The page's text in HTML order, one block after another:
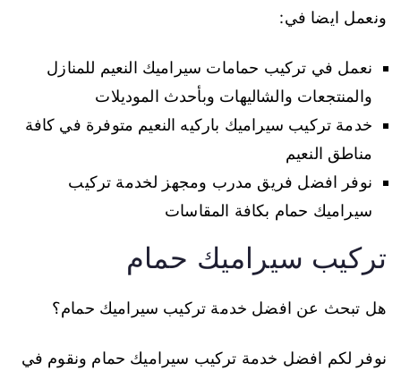
ونعمل ايضا في:
نعمل في تركيب حمامات سيراميك النعيم للمنازل
والمنتجعات والشاليهات وبأحدث الموديلات
خدمة تركيب سيراميك باركيه النعيم متوفرة في كافة
مناطق النعيم
نوفر افضل فريق مدرب ومجهز لخدمة تركيب
سيراميك حمام بكافة المقاسات
تركيب سيراميك حمام
هل تبحث عن افضل خدمة تركيب سيراميك حمام؟
نوفر لكم افضل خدمة تركيب سيراميك حمام ونقوم في